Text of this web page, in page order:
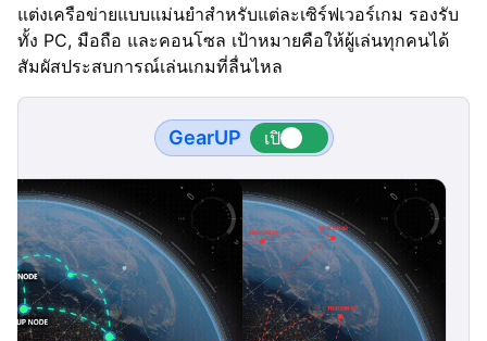
แต่งเครือข่ายแบบแม่นยำสำหรับแต่ละเซิร์ฟเวอร์เกม รองรับ
ทั้ง PC, มือถือ และคอนโซล เป้าหมายคือให้ผู้เล่นทุกคนได้
สัมผัสประสบการณ์เล่นเกมที่ลื่นไหล
GearUP